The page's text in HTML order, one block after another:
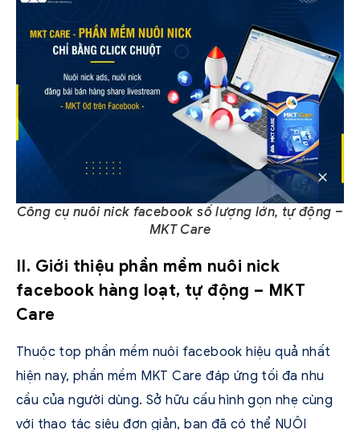
Công cụ nuôi nick facebook số lượng lớn, tự động –
MKT Care
II. Giới thiệu phần mềm nuôi nick
facebook hàng loạt, tự động – MKT
Care
Thuộc top phần mềm nuôi facebook hiệu quả nhất
hiện nay, phần mềm MKT Care đáp ứng tối đa nhu
cầu của người dùng. Sở hữu cấu hình gọn nhẹ cùng
với thao tác siêu đơn giản, bạn đã có thể NUÔI